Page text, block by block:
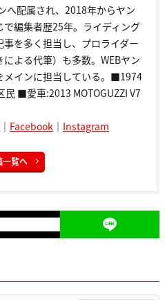
へ配属され、2018年からヤン
編集者歴25年。ライディング
を多く担当し、プロライダー
よる代筆）も多数。WEBヤン
メインに担当している。■1974
■愛車:2013 MOTOGUZZI V7
｜ Facebook ｜ Instagram
一覧へ